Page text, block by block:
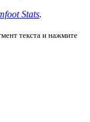
Stats.
текста и нажмите